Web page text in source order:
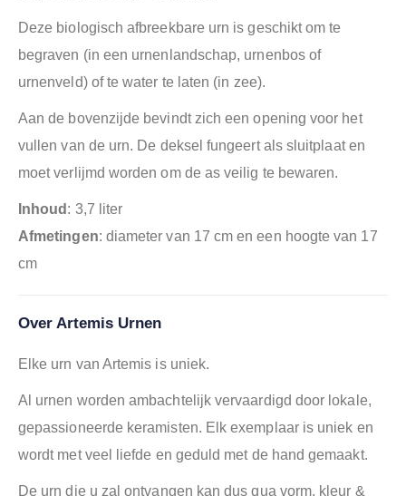
Deze biologisch afbreekbare urn is geschikt om te
begraven (in een urnenlandschap, urnenbos of
urnenveld) of te water te laten (in zee).
Aan de bovenzijde bevindt zich een opening voor het
vullen van de urn. De deksel fungeert als sluitplaat en
moet verlijmd worden om de as veilig te bewaren.
Inhoud : 3,7 liter
Afmetingen: diameter van 17 cm en een hoogte van 17
cm
Over Artemis Urnen
Elke urn van Artemis is uniek.
Al urnen worden ambachtelijk vervaardigd door lokale,
gepassioneerde keramisten. Elk exemplaar is uniek en
wordt met veel liefde en geduld met de hand gemaakt.
De urn die u zal ontvangen kan dus qua vorm, kleur &